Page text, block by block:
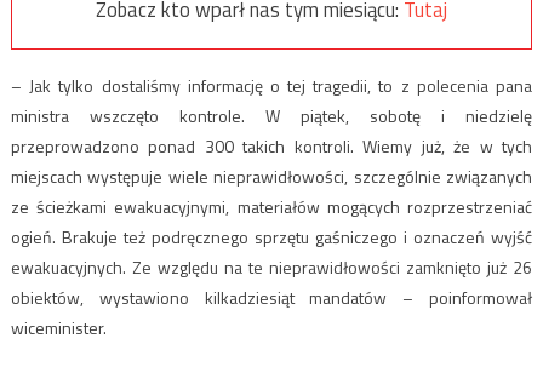
Zobacz kto wparł nas tym miesiącu: Tutaj
– Jak tylko dostaliśmy informację o tej tragedii, to z polecenia pana
ministra wszczęto kontrole. W piątek, sobotę i niedzielę
przeprowadzono ponad 300 takich kontroli. Wiemy już, że w tych
miejscach występuje wiele nieprawidłowości, szczególnie związanych
ze ścieżkami ewakuacyjnymi, materiałów mogących rozprzestrzeniać
ogień. Brakuje też podręcznego sprzętu gaśniczego i oznaczeń wyjść
ewakuacyjnych. Ze względu na te nieprawidłowości zamknięto już 26
obiektów, wystawiono kilkadziesiąt mandatów – poinformował
wiceminister.